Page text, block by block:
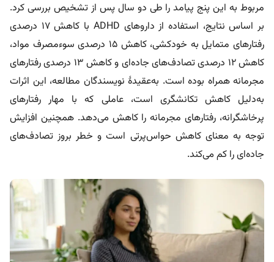
مربوط به این پنج پیامد را طی دو سال پس از تشخیص بررسی کرد.
بر اساس نتایج، استفاده از داروهای ADHD با کاهش ۱۷ درصدی
رفتارهای متمایل به خودکشی، کاهش ۱۵ درصدی سوءمصرف مواد،
کاهش ۱۲ درصدی تصادف‌های جاده‌ای و کاهش ۱۳ درصدی رفتارهای
مجرمانه همراه بوده است. به‌عقیدۀ نویسندگان مطالعه، این اثرات
به‌دلیل کاهش تکانشگری است، عاملی که با مهار رفتارهای
پرخاشگرانه، رفتارهای مجرمانه را کاهش می‌دهد. همچنین افزایش
توجه به معنای کاهش حواس‌پرتی است و خطر بروز تصادف‌های
جاده‌ای را کم می‌کند.